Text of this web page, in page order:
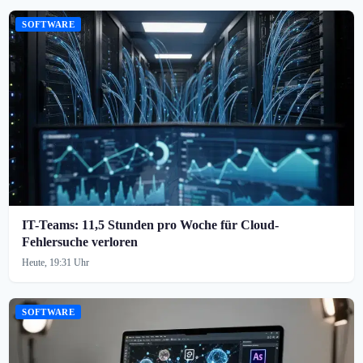
SOFTWARE
IT-Teams: 11,5 Stunden pro Woche für Cloud-
Fehlersuche verloren
Heute, 19:31 Uhr
SOFTWARE